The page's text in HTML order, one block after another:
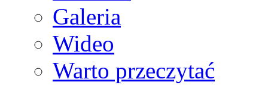
Galeria
Wideo
Warto przeczytać